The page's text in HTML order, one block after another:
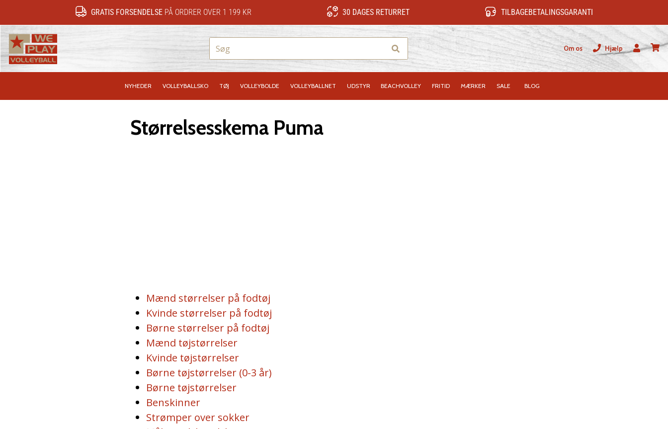
GRATIS FORSENDELSE PÅ ORDRER OVER 1 199 KR 30 DAGES RETURRET TILBAGEBETALINGSGARANTI
Om os
Hjælp
Bruger
NYHEDER VOLLEYBALLSKO TØJ VOLLEYBOLDE VOLLEYBALLNET UDSTYR BEACHVOLLEY FRITID MÆRKER SALE BLOG
Størrelsesskema Puma
Mænd størrelser på fodtøj
Kvinde størrelser på fodtøj
Børne størrelser på fodtøj
Mænd tøjstørrelser
Kvinde tøjstørrelser
Børne tøjstørrelser (0-3 år)
Børne tøjstørrelser
Benskinner
Strømper over sokker